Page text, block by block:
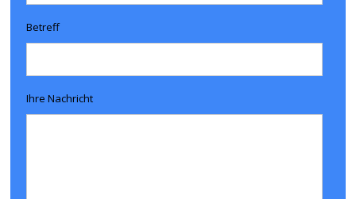
Betreff
Ihre Nachricht